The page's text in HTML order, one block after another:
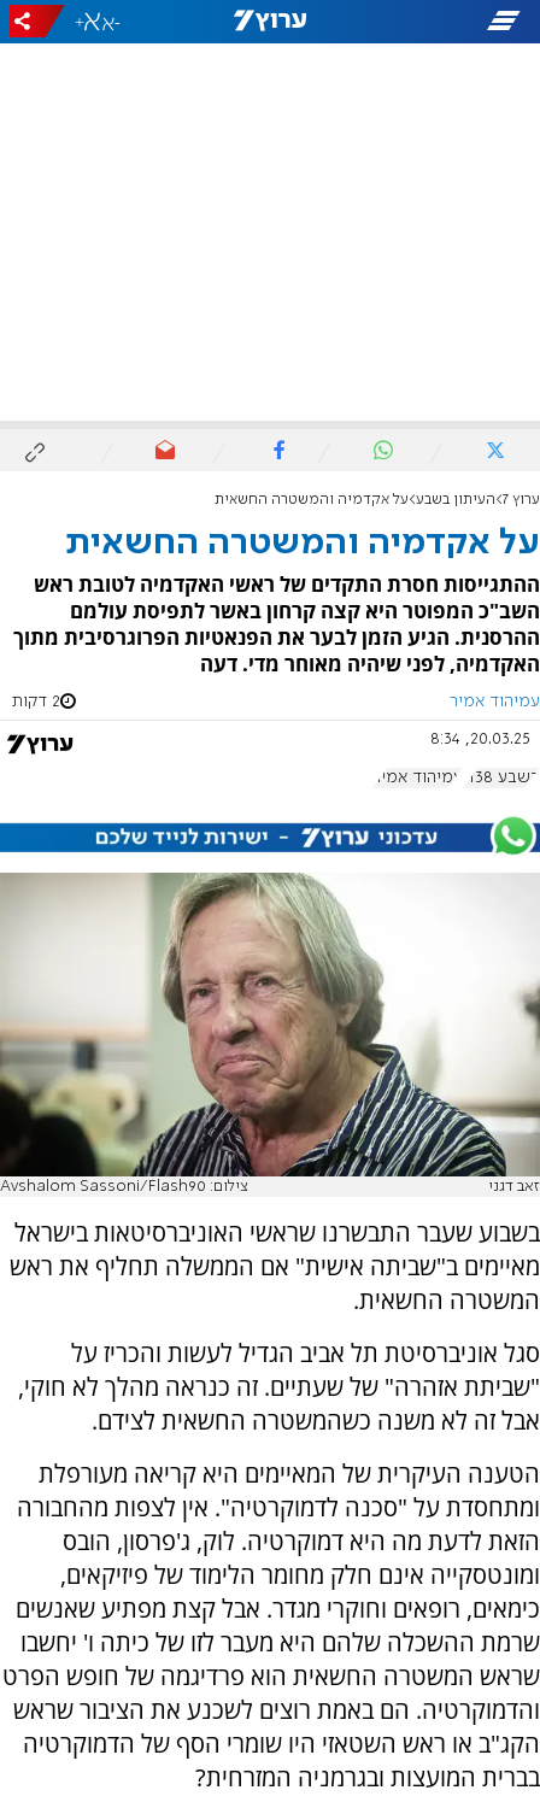
-
+
ערוץ 7 העיתון בשבע על אקדמיה והמשטרה החשאית
על אקדמיה והמשטרה החשאית
ההתגייסות חסרת התקדים של ראשי האקדמיה לטובת ראש
השב"כ המפוטר היא קצה קרחון באשר לתפיסת עולמם
ההרסנית. הגיע הזמן לבער את הפנאטיות הפרוגרסיבית מתוך
האקדמיה, לפני שיהיה מאוחר מדי. דעה
עמיהוד אמיר 2 דקות
20.03.25, 8:34
בשבע 1138 עמיהוד אמיר
זאב דגני צילום: Avshalom Sassoni/Flash90
בשבוע שעבר התבשרנו שראשי האוניברסיטאות בישראל
מאיימים ב"שביתה אישית" אם הממשלה תחליף את ראש
המשטרה החשאית.
סגל אוניברסיטת תל אביב הגדיל לעשות והכריז על
"שביתת אזהרה" של שעתיים. זה כנראה מהלך לא חוקי,
אבל זה לא משנה כשהמשטרה החשאית לצידם.
הטענה העיקרית של המאיימים היא קריאה מעורפלת
ומתחסדת על "סכנה לדמוקרטיה". אין לצפות מהחבורה
הזאת לדעת מה היא דמוקרטיה. לוק, ג'פרסון, הובס
ומונטסקייה אינם חלק מחומר הלימוד של פיזיקאים,
כימאים, רופאים וחוקרי מגדר. אבל קצת מפתיע שאנשים
שרמת ההשכלה שלהם היא מעבר לזו של כיתה ו' יחשבו
שראש המשטרה החשאית הוא פרדיגמה של חופש הפרט
והדמוקרטיה. הם באמת רוצים לשכנע את הציבור שראש
הקג"ב או ראש השטאזי היו שומרי הסף של הדמוקרטיה
בברית המועצות ובגרמניה המזרחית?